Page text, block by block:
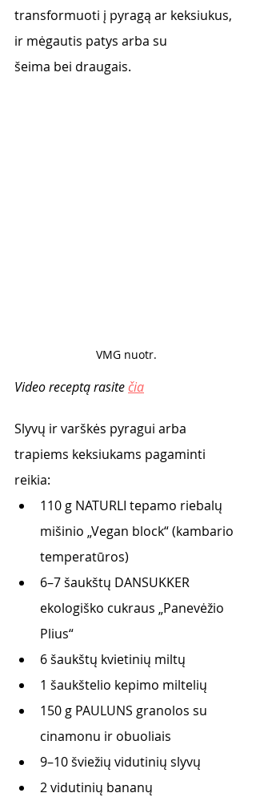
transformuoti į pyragą ar keksiukus,
ir mėgautis patys arba su
šeima bei draugais.
VMG nuotr.
Video receptą rasite čia
Slyvų ir varškės pyragui arba
trapiems keksiukams pagaminti
reikia:
110 g NATURLI tepamo riebalų
mišinio „Vegan block“ (kambario
temperatūros)
6–7 šaukštų DANSUKKER
ekologiško cukraus „Panevėžio
Plius“
6 šaukštų kvietinių miltų
1 šaukštelio kepimo miltelių
150 g PAULUNS granolos su
cinamonu ir obuoliais
9–10 šviežių vidutinių slyvų
2 vidutinių bananų